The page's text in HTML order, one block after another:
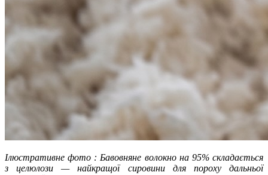
Ілюстративне фото : Бавовняне волокно на 95% складається
з целюлози — найкращої сировини для пороху дальньої